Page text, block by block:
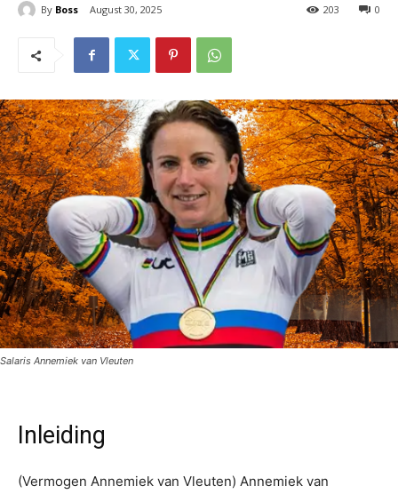
By Boss August 30, 2025 0
203
Salaris Annemiek van Vleuten
Inleiding
(Vermogen Annemiek van Vleuten) Annemiek van